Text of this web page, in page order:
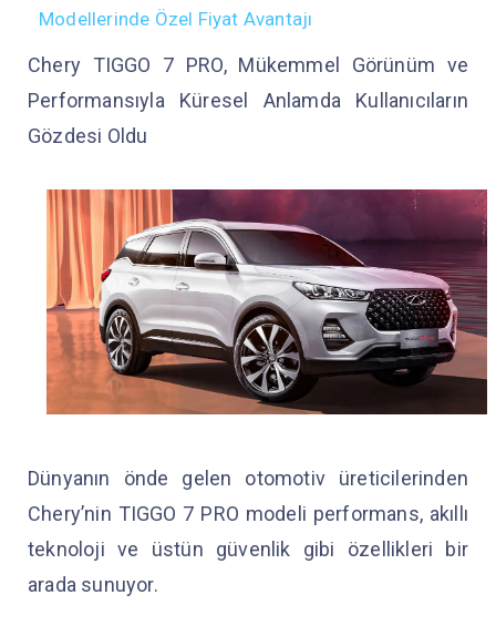
Modellerinde Özel Fiyat Avantajı
Chery TIGGO 7 PRO, Mükemmel Görünüm ve
Performansıyla Küresel Anlamda Kullanıcıların
Gözdesi Oldu
Dünyanın önde gelen otomotiv üreticilerinden
Chery’nin TIGGO 7 PRO modeli performans, akıllı
teknoloji ve üstün güvenlik gibi özellikleri bir
arada sunuyor.